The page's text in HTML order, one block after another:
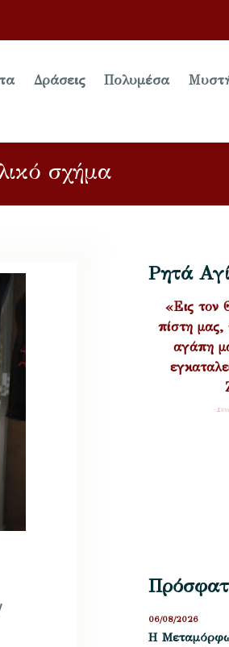
Δράσεις Πολυμέσα
σχήμα
Ρητά
«Εις τον
πίστη μας,
αγάπη
Η
06/08/2026